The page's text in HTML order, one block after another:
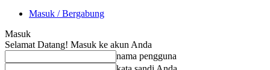
Masuk / Bergabung
Masuk
Selamat Datang! Masuk ke akun Anda
nama pengguna